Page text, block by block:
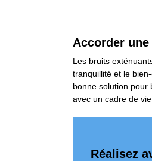
Accorder
Les bruits
tranquillité et le
bonne solution pour
avec un cadre de
Réalisez